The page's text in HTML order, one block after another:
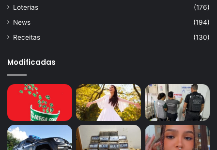
Loterias
(176)
News
(194)
Receitas
(130)
Modificadas